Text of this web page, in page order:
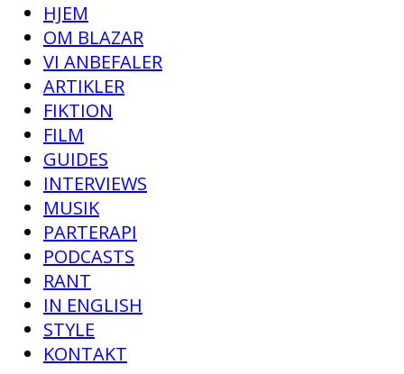
HJEM
OM BLAZAR
VI ANBEFALER
ARTIKLER
FIKTION
FILM
GUIDES
INTERVIEWS
MUSIK
PARTERAPI
PODCASTS
RANT
IN ENGLISH
STYLE
KONTAKT